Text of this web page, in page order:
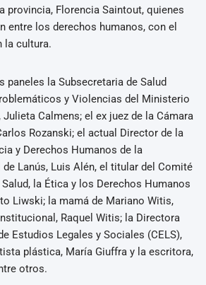
provincia, Florencia Saintout, quienes
entre los derechos humanos, con el
la cultura.
paneles la Subsecretaria de Salud
y Violencias del Ministerio
Julieta Calmens; el ex juez de la Cámara
Rozanski; el actual Director de la
y Derechos Humanos de la
Lanús, Luis Alén, el titular del Comité
la Ética y los Derechos Humanos
Liwski; la mamá de Mariano Witis,
Raquel Witis; la Directora
Estudios Legales y Sociales (CELS),
plástica, María Giuffra y la escritora,
otros.